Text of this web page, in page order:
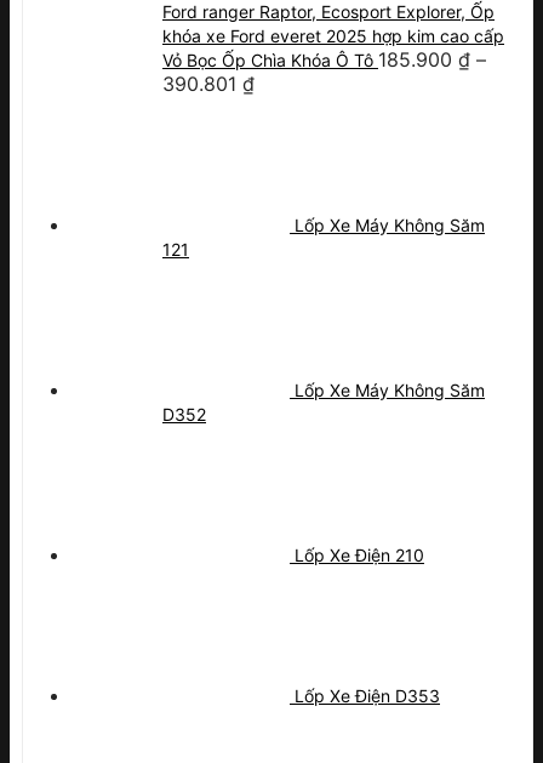
Ford ranger Raptor, Ecosport Explorer, Ốp
khóa xe Ford everet 2025 hợp kim cao cấp
Vỏ Bọc Ốp Chìa Khóa Ô Tô 185.900 ₫ –
390.801 ₫
Lốp Xe Máy Không Săm
121
Lốp Xe Máy Không Săm
D352
Lốp Xe Điện 210
Lốp Xe Điện D353